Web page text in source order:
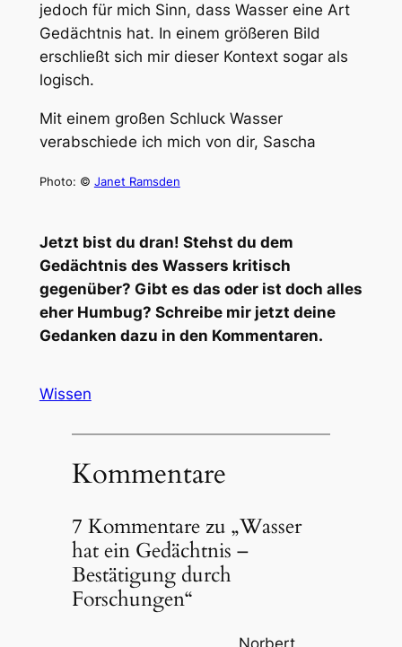
jedoch für mich Sinn, dass Wasser eine Art
Gedächtnis hat. In einem größeren Bild
erschließt sich mir dieser Kontext sogar als
logisch.
Mit einem großen Schluck Wasser
verabschiede ich mich von dir, Sascha
Photo: © Janet Ramsden
Jetzt bist du dran! Stehst du dem
Gedächtnis des Wassers kritisch
gegenüber? Gibt es das oder ist doch alles
eher Humbug? Schreibe mir jetzt deine
Gedanken dazu in den Kommentaren.
Wissen
Kommentare
7 Kommentare zu „Wasser
hat ein Gedächtnis –
Bestätigung durch
Forschungen“